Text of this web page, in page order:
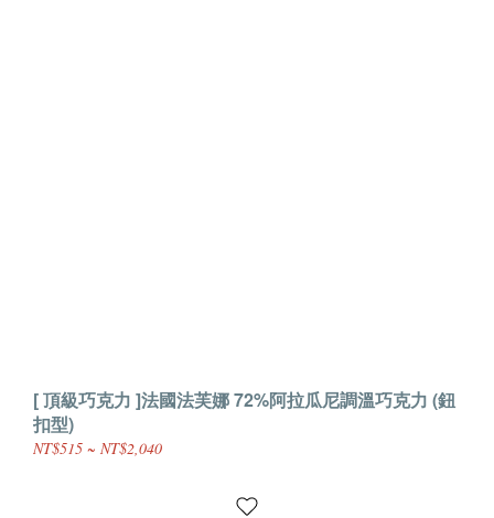
[ 頂級巧克力 ]法國法芙娜 72%阿拉瓜尼調溫巧克力 (鈕
扣型)
NT$515 ~ NT$2,040